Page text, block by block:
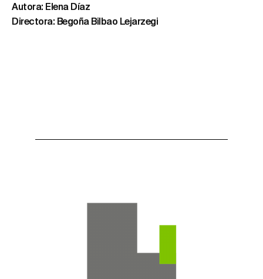
Autora: Elena Díaz
Directora: Begoña Bilbao Lejarzegi